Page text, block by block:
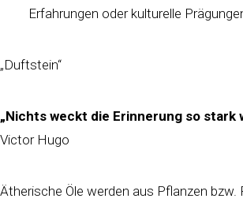
Erfahrungen oder kulturelle
„Duftstein“
„Nichts weckt die Erinnerung so stark
Victor Hugo
Ätherische Öle werden aus Pflanzen bzw.